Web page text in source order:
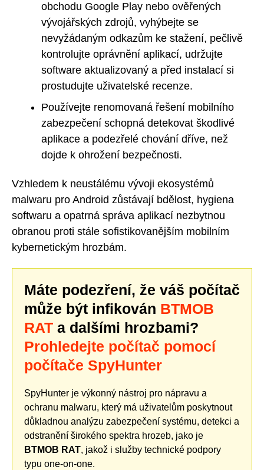
obchodu Google Play nebo ověřených
vývojářských zdrojů, vyhýbejte se
nevyžádaným odkazům ke stažení, pečlivě
kontrolujte oprávnění aplikací, udržujte
software aktualizovaný a před instalací si
prostudujte uživatelské recenze.
Používejte renomovaná řešení mobilního
zabezpečení schopná detekovat škodlivé
aplikace a podezřelé chování dříve, než
dojde k ohrožení bezpečnosti.
Vzhledem k neustálému vývoji ekosystémů
malwaru pro Android zůstávají bdělost, hygiena
softwaru a opatrná správa aplikací nezbytnou
obranou proti stále sofistikovanějším mobilním
kybernetickým hrozbám.
Máte podezření, že váš počítač
může být infikován BTMOB
RAT a dalšími hrozbami?
Prohledejte počítač pomocí
počítače SpyHunter
SpyHunter je výkonný nástroj pro nápravu a
ochranu malwaru, který má uživatelům poskytnout
důkladnou analýzu zabezpečení systému, detekci a
odstranění širokého spektra hrozeb, jako je
BTMOB RAT, jakož i služby technické podpory
typu one-on-one.